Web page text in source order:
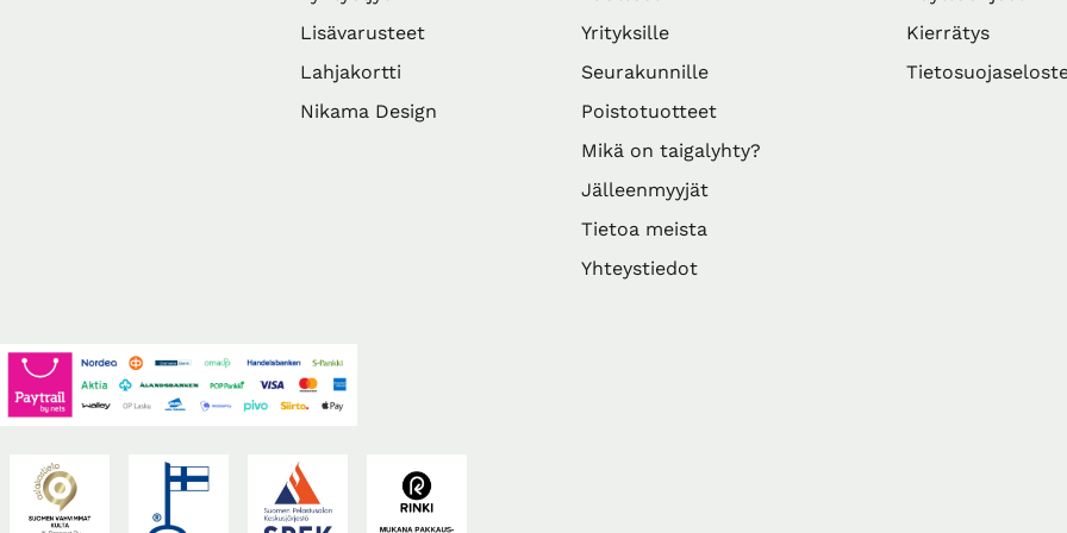
Lisävarusteet
Lahjakortti
Nikama Design
Yrityksille
Seurakunnille
Poistotuotteet
Mikä on taigalyhty?
Jälleenmyyjät
Tietoa meista
Yhteystiedot
Kierrätys